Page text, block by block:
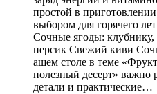
простой в
выбором для горячего
Сочные ягоды:
персик Свежий киви
ашем столе в теме
полезный десерт» важно
детали и практические…